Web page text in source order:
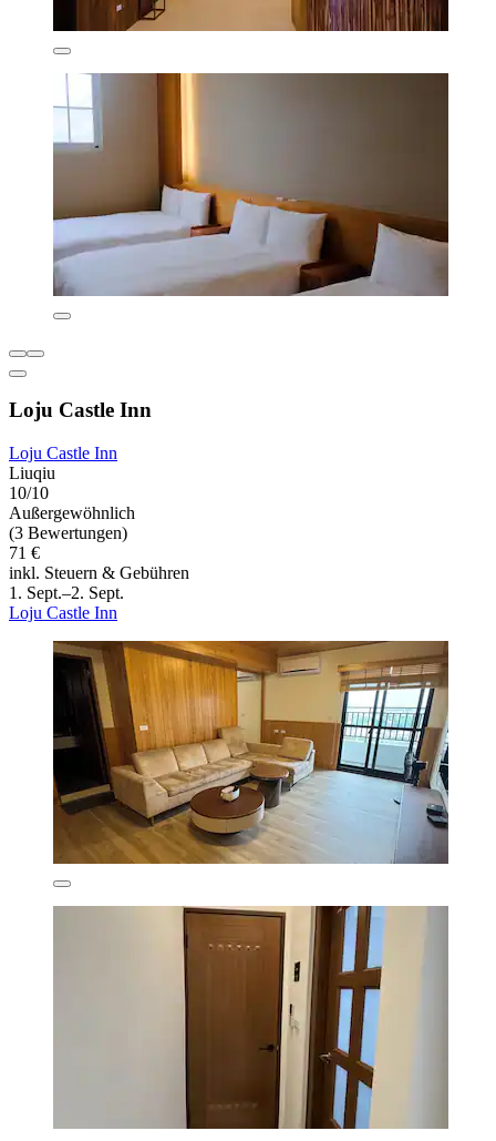
Loju Castle Inn
Loju Castle Inn
Liuqiu
10/10
Außergewöhnlich
(3 Bewertungen)
71 €
inkl. Steuern & Gebühren
1. Sept.–2. Sept.
Loju Castle Inn